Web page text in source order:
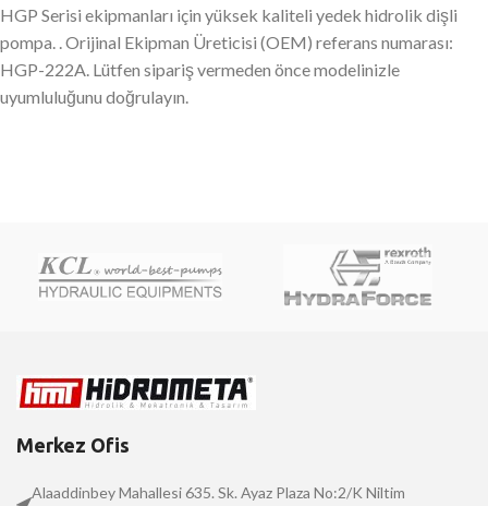
HGP Serisi ekipmanları için yüksek kaliteli yedek hidrolik dişli
pompa. . Orijinal Ekipman Üreticisi (OEM) referans numarası:
HGP-222A. Lütfen sipariş vermeden önce modelinizle
uyumluluğunu doğrulayın.
Merkez Ofis
Alaaddinbey Mahallesi 635. Sk. Ayaz Plaza No:2/K Niltim